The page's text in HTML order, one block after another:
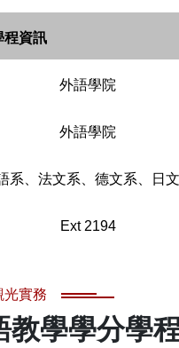
程資訊
外語學院
外語學院
系、法文系、德文系、日
Ext 2194
光實務
教學學分學